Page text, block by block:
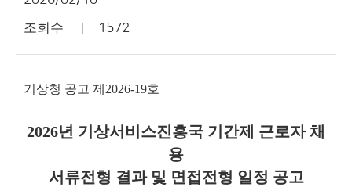
조회수 1572
기상청 공고 제2026-19호
2026년 기상서비스진흥국 기간제 근로자 채
용
서류전형 결과 및 면접전형 일정 공고